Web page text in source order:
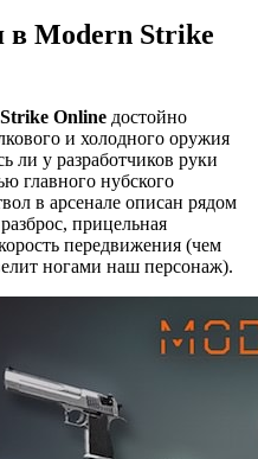
в Modern Strike
Online достойно
и холодного оружия
ли у разработчиков руки
главного нубского
в арсенале описан рядом
прицельная
передвижения (чем
ногами наш персонаж).